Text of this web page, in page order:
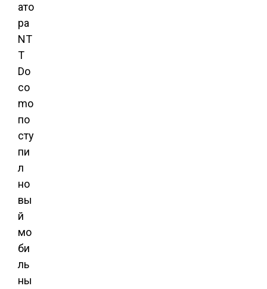
ато
ра
NT
T
Do
co
mo
по
сту
пи
л
но
вы
й
мо
би
ль
ны